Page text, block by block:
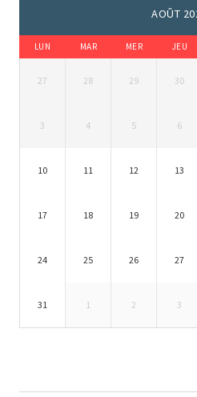
AOÛT
LUN MAR MER JEU
27 28 29 30
3 4 5 6
10 11 12 13
17 18 19 20
24 25 26 27
31 1 2 3